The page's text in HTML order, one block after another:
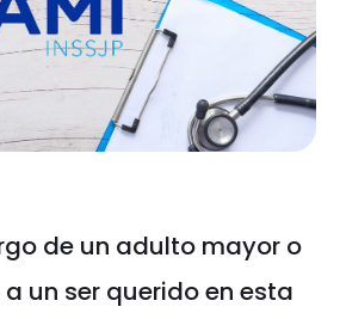
de un adulto mayor o
un ser querido en esta